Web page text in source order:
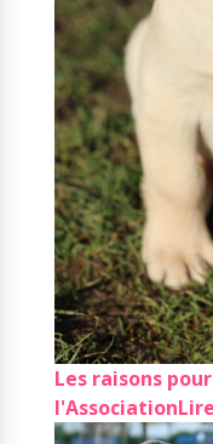
Les raisons
l'Association